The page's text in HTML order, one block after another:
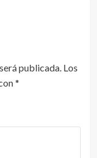
publicada. Los
*